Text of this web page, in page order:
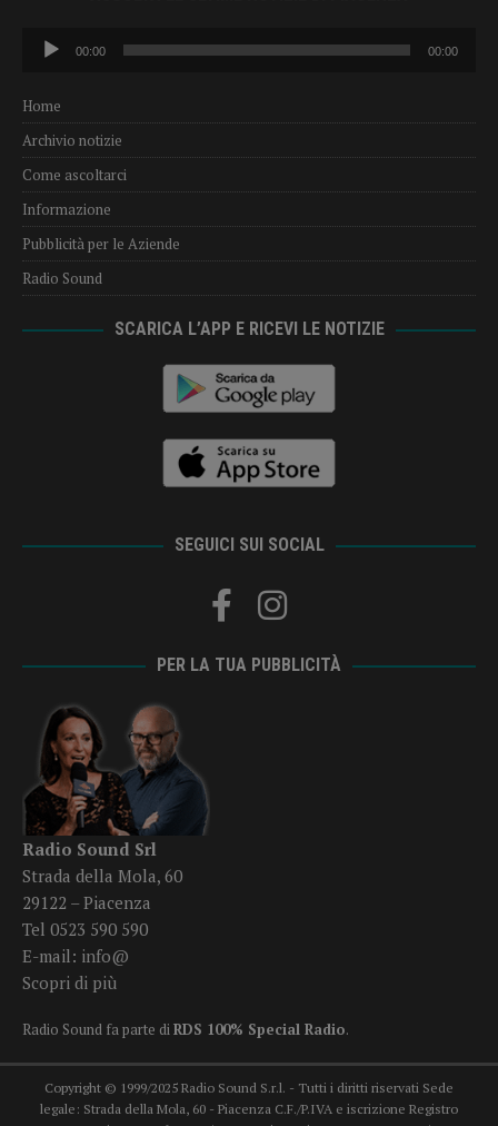
Audio
Player
00:00 00:00
Home
Archivio notizie
Come ascoltarci
Informazione
Pubblicità per le Aziende
Radio Sound
SCARICA L’APP E RICEVI LE NOTIZIE
SEGUICI SUI SOCIAL
PER LA TUA PUBBLICITÀ
Radio Sound Srl
Strada della Mola, 60
29122 – Piacenza
Tel 0523 590 590
E-mail: info@
Scopri di più
Radio Sound fa parte diRDS 100% Special Radio.
Copyright © 1999/2025 Radio Sound S.r.l. - Tutti i diritti riservati Sede
legale: Strada della Mola, 60 - Piacenza C.F./P.IVA e iscrizione Registro